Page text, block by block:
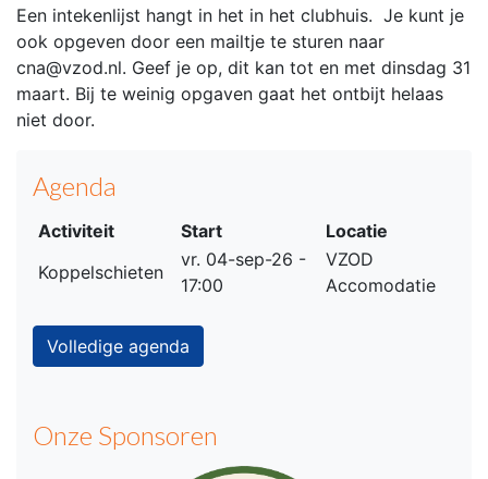
Een intekenlijst hangt in het in het clubhuis. Je kunt je
ook opgeven door een mailtje te sturen naar
cna@vzod.nl. Geef je op, dit kan tot en met dinsdag 31
maart. Bij te weinig opgaven gaat het ontbijt helaas
niet door.
Agenda
Activiteit Start
Locatie
Koppelschieten
vr. 04-sep-26 -
17:00
VZOD
Accomodatie
Volledige agenda
Onze Sponsoren